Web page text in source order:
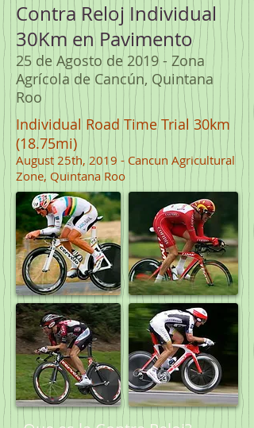
Contra Reloj Individual
30Km en Pavimento
25 de Agosto de 2019 - Zona
Agrícola de Cancún, Quintana
Roo
Individual Road Time Trial 30km
(18.75mi)
August 25th, 2019 - Cancun Agricultural
Zone, Quintana Roo​​